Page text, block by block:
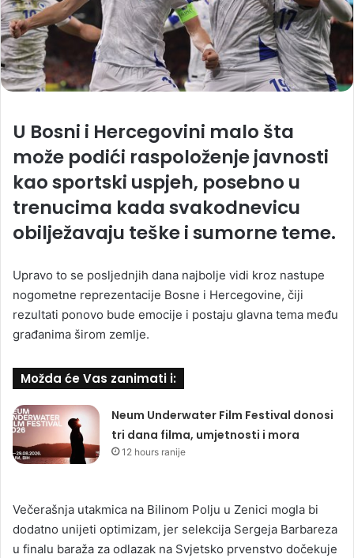
U Bosni i Hercegovini malo šta
može podići raspoloženje javnosti
kao sportski uspjeh, posebno u
trenucima kada svakodnevicu
obilježavaju teške i sumorne teme.
Upravo to se posljednjih dana najbolje vidi kroz nastupe
nogometne reprezentacije Bosne i Hercegovine, čiji
rezultati ponovo bude emocije i postaju glavna tema među
građanima širom zemlje.
Možda će Vas zanimati i:
Neum Underwater Film Festival donosi
tri dana filma, umjetnosti i mora
12 hours ranije
Večerašnja utakmica na Bilinom Polju u Zenici mogla bi
dodatno unijeti optimizam, jer selekcija Sergeja Barbareza
u finalu baraža za odlazak na Svjetsko prvenstvo dočekuje